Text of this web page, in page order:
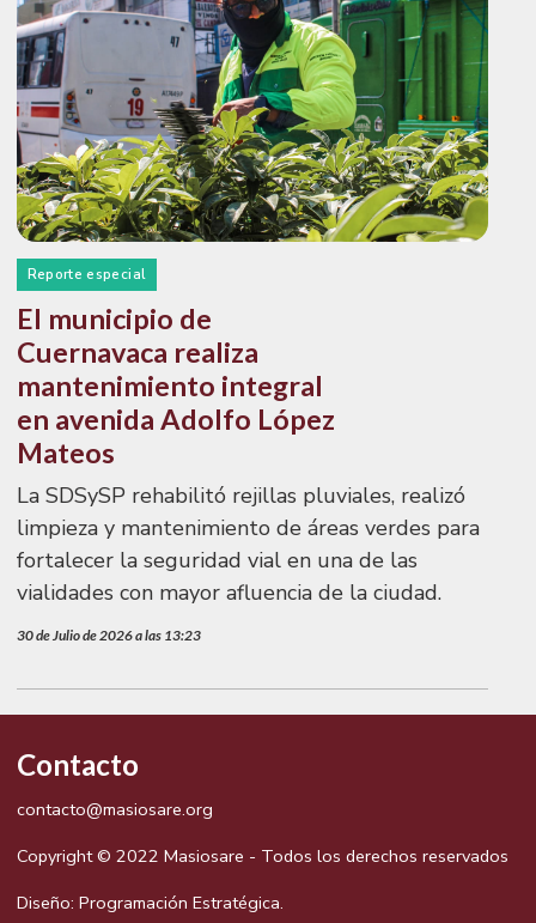
Reporte especial
El municipio de
Cuernavaca realiza
mantenimiento integral
en avenida Adolfo López
Mateos
La SDSySP rehabilitó rejillas pluviales, realizó
limpieza y mantenimiento de áreas verdes para
fortalecer la seguridad vial en una de las
vialidades con mayor afluencia de la ciudad.
30 de Julio de 2026 a las 13:23
Contacto
contacto@masiosare.org
Copyright © 2022 Masiosare - Todos los derechos reservados
Diseño: Programación Estratégica.